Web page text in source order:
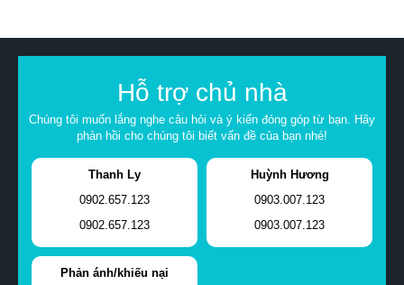
Hỗ trợ chủ nhà
Chúng tôi muốn lắng nghe câu hỏi và ý kiến đóng góp từ bạn. Hãy
phản hồi cho chúng tôi biết vấn đề của bạn nhé!
Thanh Ly
0902.657.123
0902.657.123
Huỳnh Hương
0903.007.123
0903.007.123
Phản ánh/khiếu nại